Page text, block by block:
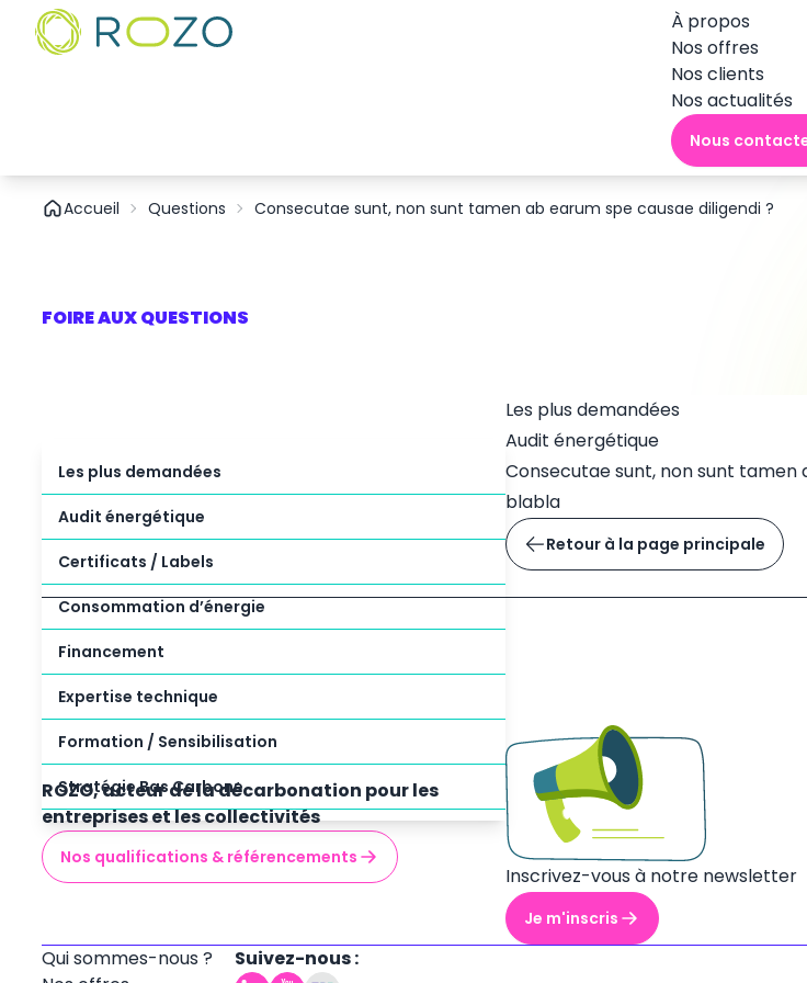
À propos
Nos offres
Nos clients
Nos actualités
Nous
Accueil Questions Consecutae sunt, non sunt tamen ab earum spe causae diligendi ?
FOIRE AUX QUESTIONS
Les plus demandées
Audit énergétique
Certificats / Labels
Consommation d’énergie
Financement
Expertise technique
Formation / Sensibilisation
Stratégie Bas Carbone
Les plus demandées
Audit énergétique
Consecutae sunt, non sunt tamen
blabla
Retour à la page principale
ROZO, acteur de la décarbonation pour les
entreprises et les collectivités
Nos qualifications & référencements
Inscrivez-vous à notre newsletter
Je m'inscris
Qui sommes-nous ?
Suivez-nous :